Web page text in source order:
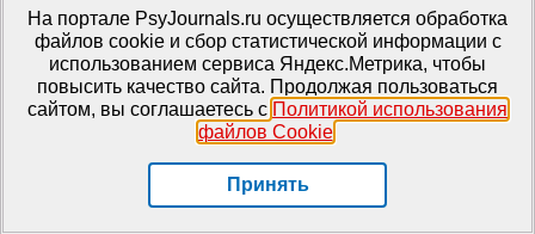
Портал психологических изданий PsyJournals.ru, 2007–2026
Правила использования материалов
Свидетельство регистрации СМИЭл № ФС77-66447 от 14 июля
2016 г.
Издатель: ФГБОУ ВО МГППУ
На портале PsyJournals.ru осуществляется обработка
файлов cookie и сбор статистической информации с
использованием сервиса Яндекс.Метрика, чтобы
повысить качество сайта. Продолжая пользоваться
сайтом, вы соглашаетесь с Политикой использования
файлов Cookie.
Принять